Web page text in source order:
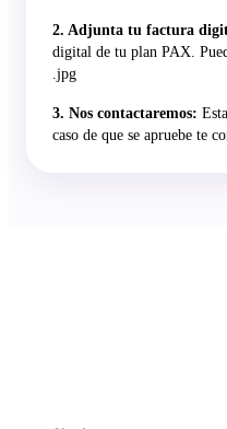
2. Adjunta tu factura
digital de tu plan PAX.
.jpg
3. Nos contactaremos:
caso de que se apruebe te